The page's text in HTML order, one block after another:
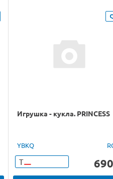
Игрушка - кукла. PRINCESS
YBKQ
Т 690